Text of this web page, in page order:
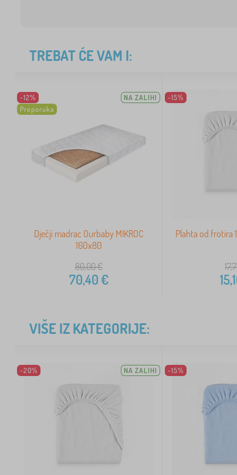
TREBAT ĆE VAM I:
-12%
Preporuka
NA ZALIHI
Dječji madrac Ourbaby MIKROC
160x80
80,00€
70,40€
-15%
Plahta od frotira
VIŠE IZ KATEGORIJE:
-20% NA ZALIHI -15%